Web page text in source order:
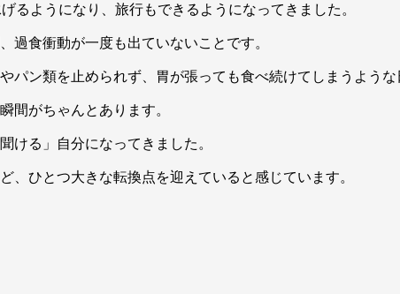
るようになり、旅行もできるようになってきました。
過食衝動が一度も出ていないことです。
パン類を止められず、胃が張っても食べ続けてしまうような
間がちゃんとあります。
ける」自分になってきました。
、ひとつ大きな転換点を迎えていると感じています。